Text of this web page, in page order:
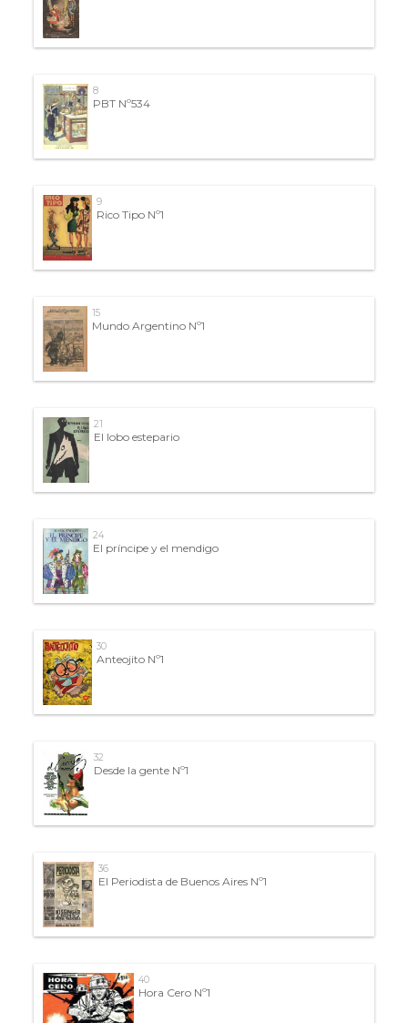
8
PBT Nº534
9
Rico Tipo Nº1
15
Mundo Argentino Nº1
21
El lobo estepario
24
El príncipe y el mendigo
30
Anteojito Nº1
32
Desde la gente Nº1
36
El Periodista de Buenos Aires Nº1
40
Hora Cero Nº1